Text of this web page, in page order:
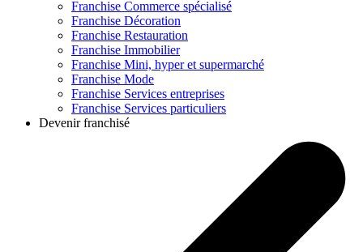
Franchise Commerce spécialisé
Franchise Décoration
Franchise Restauration
Franchise Immobilier
Franchise Mini, hyper et supermarché
Franchise Mode
Franchise Services entreprises
Franchise Services particuliers
Devenir franchisé